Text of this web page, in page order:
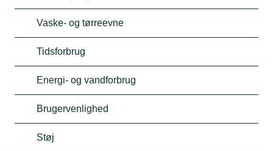
Vaske- og tørreevne
Tidsforbrug
Energi- og vandforbrug
Brugervenlighed
Støj